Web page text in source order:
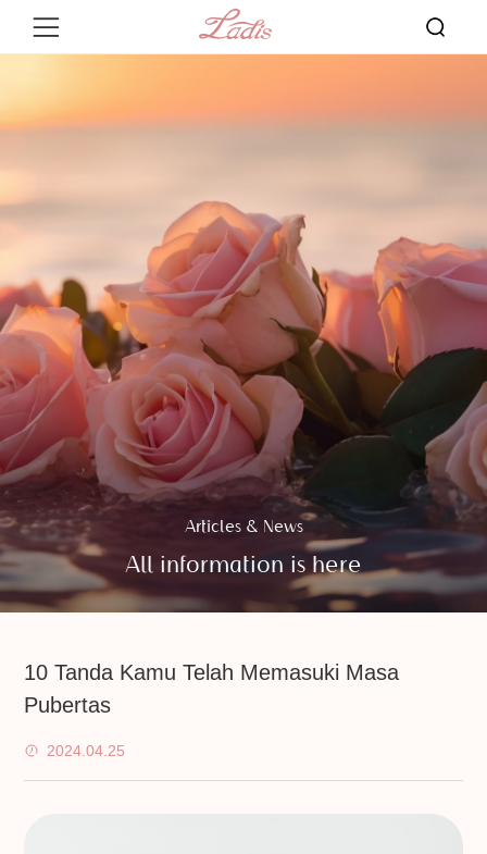
Articles & News
All information is here
10 Tanda Kamu Telah Memasuki Masa
Pubertas
2024.04.25